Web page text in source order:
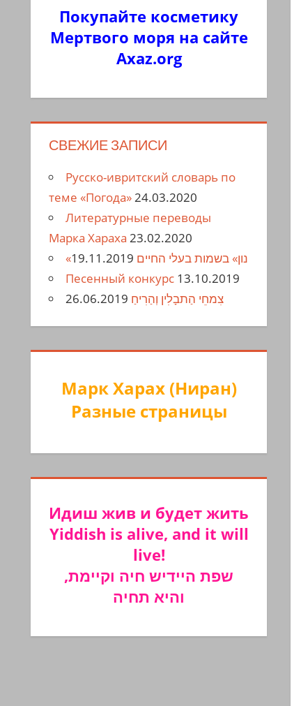
Покупайте косметику
Мертвого моря на сайте
Axaz.org
СВЕЖИЕ ЗАПИСИ
Русско-ивритский словарь по
теме «Погода»24.03.2020
Литературные переводы
Марка Хараха 23.02.2020
«נון» בשמות בעלי החיים 19.11.2019
Песенный конкурс 13.10.2019
צִמחֵי הַתבָלִין וְהַרִיחַ 26.06.2019
Марк Харах (Ниран)
Разные страницы
Идиш жив и будет жить
Yiddish is alive, and it will
live!
שפת היידיש חיה וקיימת,
והיא תחיה